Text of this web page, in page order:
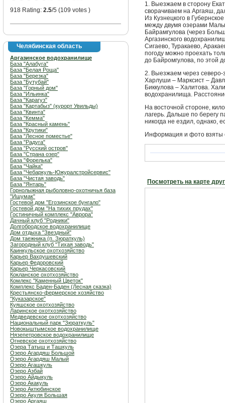
918 Rating: 2.5/5 (109 votes )
Челябинская область
Аргазинское водохранилище
База "Алабуга"
База "Белая Роща"
База "Березка"
База "Бутубай"
База "Горный дом"
База "Ильинка"
База "Карагуз"
База "Картабыз" (курорт Увильды)
База "Квинта"
База "Кемма"
База "Красный камень"
База "Крутики"
База "Лесное поместье"
База "Радуга"
База "Русский остров"
База "Страна озер"
База "Форелька"
База "Чайка"
База "Чебаркуль-Южуралстройсервис"
База "Чистая заводь"
База "Янтарь"
Горнолыжная рыболовно-охотничья база
"Ишумак"
Гостевой дом "Егозинское бунгало"
Гостевой дом "На тихих прудах"
Гостиничный комплекс "Аврора"
Дачный клуб "Родники"
Долгобродское водохранилище
Дом отдыха "Звездный"
Дом таежника (п. Зюраткуль)
Загородный клуб "Тихая заводь"
Каинкульское охотхозяйство
Карьер Вахрушевский
Карьер Федоровский
Карьер Черкасовский
Кокланское охотхозяйство
Комлекс "Каменный Цветок"
Комплекс Баден-Баден (Лесная сказка)
Крестьянско-фермерское хозяйство
"Куказарское"
Куяшское охотхозяйство
Ларинское охотхозяйство
Медведевское охотхозяйство
Национальный парк "Зюраткуль"
Новокыштымское водохранилище
Нязепетровское водохранилище
Огневское охотхозяйство
Озера Татыш и Ташкуль
Озеро Агардяш Большой
Озеро Агардяш Малый
Озеро Агашкуль
Озеро Азбай
Озеро Айдыкуль
Озеро Акакуль
Озеро Актюбинское
Озеро Акуля Большая
Озеро Аргаяш
1. Выезжаем в сторону
сворачиваем на Аргаяш,
Из Кузнецкого в
между двумя озерами
Байрамгулова (через
Аргазинского
Сигаево, Туракаево,
погоду можно проехать
до Байромгулова, по этой
2. Выезжаем через
Харлуши – Марксист –
Биккулова – Халитова.
водохранилища.
На восточной стороне,
лагерь. Дальше по берегу
никогда не ездил, однако,
Информация и фото взяты
Посмотреть на карте